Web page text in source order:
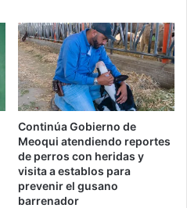
Continúa Gobierno de
Meoqui atendiendo reportes
de perros con heridas y
visita a establos para
prevenir el gusano
barrenador